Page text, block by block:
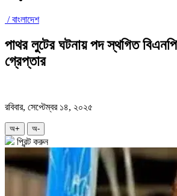
/বাংলাদেশ
পাথর লুটের ঘটনায় পদ স্থগিত বিএনপি
গ্রেপ্তার
রবিবার, সেপ্টেম্বর ১৪, ২০২৫
অ+ অ-
প্রিন্ট করুন